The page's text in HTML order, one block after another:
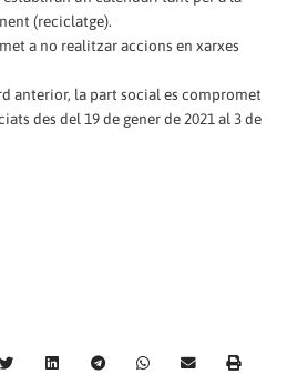
(reciclatge).
a no realitzar accions en xarxes
anterior, la part social es compromet
des del 19 de gener de 2021 al 3 de